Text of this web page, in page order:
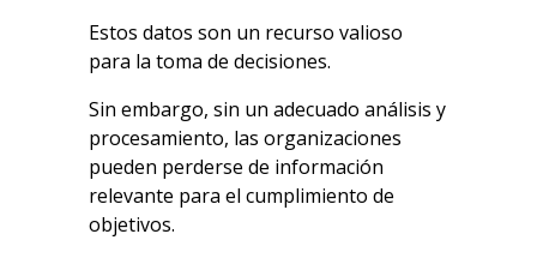
Estos datos son un recurso valioso
para la toma de decisiones.
Sin embargo, sin un adecuado análisis y
procesamiento, las organizaciones
pueden perderse de información
relevante para el cumplimiento de
objetivos.